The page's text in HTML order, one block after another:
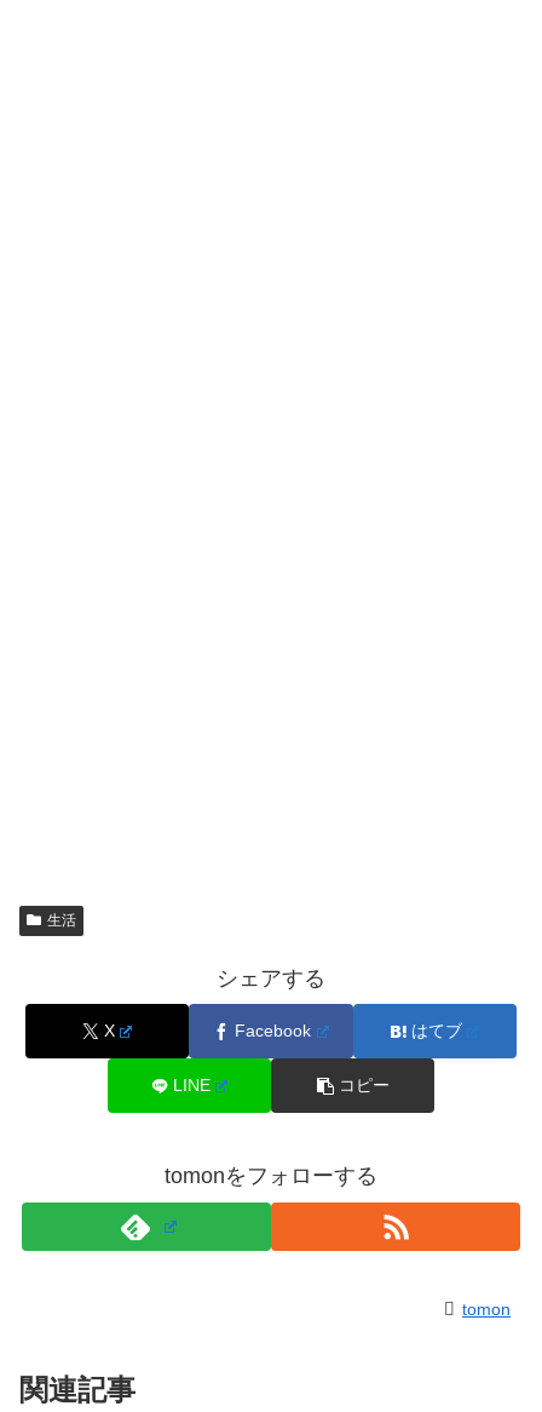
生活
シェアする
X Facebook はてブ
LINE コピー
tomonをフォローする
tomon
関連記事